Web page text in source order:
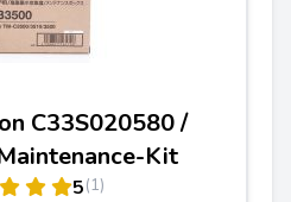
C33S020580 /
Kit
5(1)